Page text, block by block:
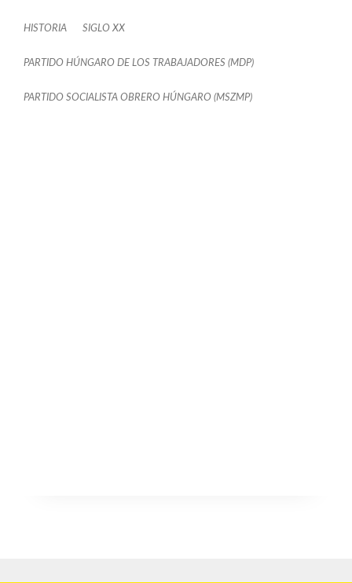
HISTORIA SIGLO XX
PARTIDO HÚNGARO DE LOS TRABAJADORES (MDP)
PARTIDO SOCIALISTA OBRERO HÚNGARO (MSZMP)